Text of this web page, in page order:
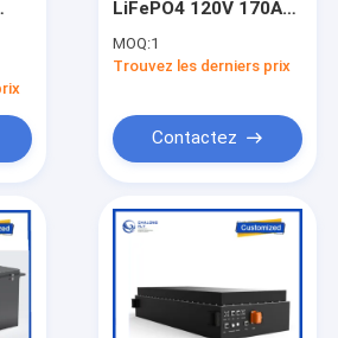
LiFePO4 120V 170Ah
véhicules sans pilote
MOQ:1
Trouvez les derniers prix
Contactez